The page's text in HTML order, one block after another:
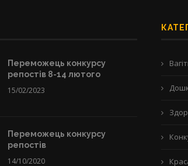
Переможець конкурсу
репостів 8-14 лютого
15/02/2023
Переможець конкурсу
репостів
14/10/2020